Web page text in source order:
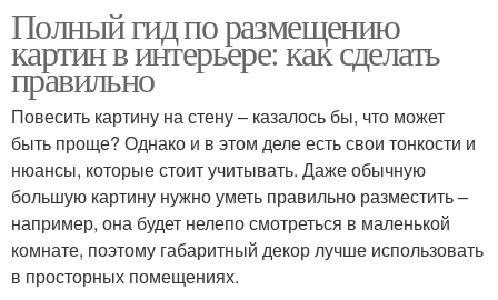
Полный гид по размещению
картин в интерьере: как сделать
правильно
Повесить картину на стену – казалось бы, что может
быть проще? Однако и в этом деле есть свои тонкости и
нюансы, которые стоит учитывать. Даже обычную
большую картину нужно уметь правильно разместить –
например, она будет нелепо смотреться в маленькой
комнате, поэтому габаритный декор лучше использовать
в просторных помещениях.